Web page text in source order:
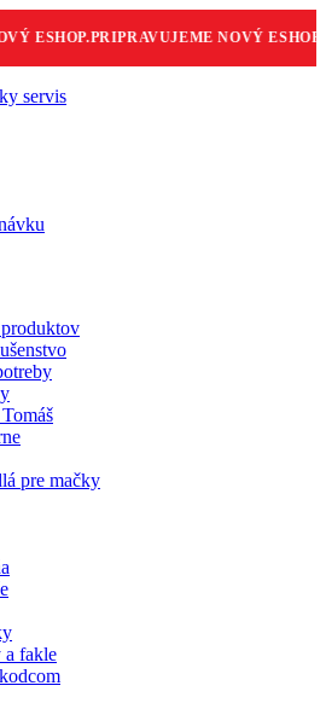
ESHOP.PRIPRAVUJEME NOVÝ ESHOP.
servis
pre mačky
a fakle